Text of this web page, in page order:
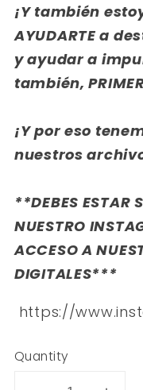
¡Y también
AYUDARTE a
y ayudar a
también,
¡Y por eso
nuestros
**DEBES ESTAR
NUESTRO
ACCESO A
DIGITALES***
https://
Quantity